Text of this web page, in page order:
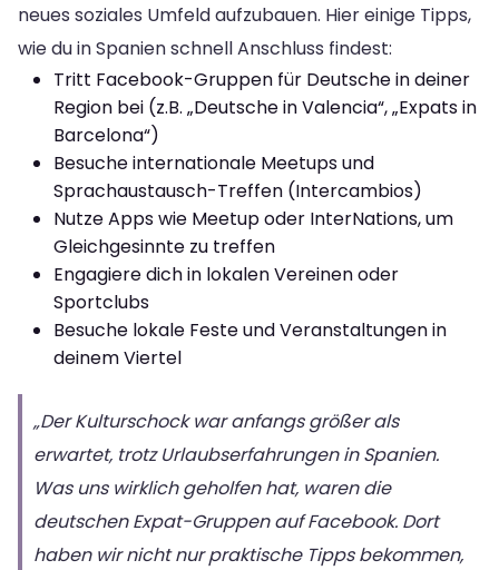
neues soziales Umfeld aufzubauen. Hier einige Tipps,
wie du in Spanien schnell Anschluss findest:
Tritt Facebook-Gruppen für Deutsche in deiner
Region bei (z.B. „Deutsche in Valencia“, „Expats in
Barcelona“)
Besuche internationale Meetups und
Sprachaustausch-Treffen (Intercambios)
Nutze Apps wie Meetup oder InterNations, um
Gleichgesinnte zu treffen
Engagiere dich in lokalen Vereinen oder
Sportclubs
Besuche lokale Feste und Veranstaltungen in
deinem Viertel
„Der Kulturschock war anfangs größer als
erwartet, trotz Urlaubserfahrungen in Spanien.
Was uns wirklich geholfen hat, waren die
deutschen Expat-Gruppen auf Facebook. Dort
haben wir nicht nur praktische Tipps bekommen,